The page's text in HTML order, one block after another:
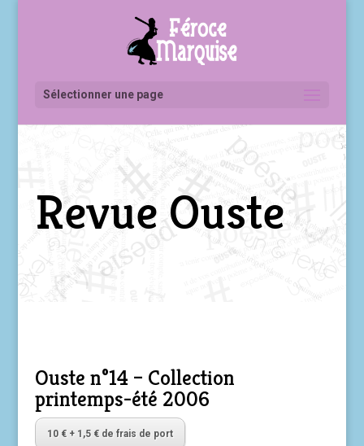
Sélectionner une page
Revue Ouste
Ouste n°14 – Collection
printemps-été 2006
10 € + 1,5 € de frais de port